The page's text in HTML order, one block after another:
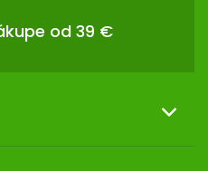
od 39 €